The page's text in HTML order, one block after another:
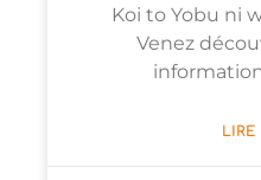
Koi to Yobu ni
Venez
LIRE